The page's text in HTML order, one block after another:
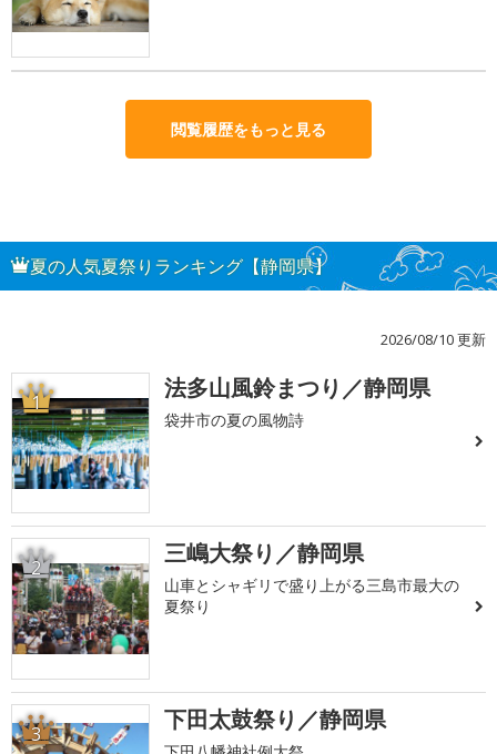
閲覧履歴をもっと見る
夏の人気夏祭りランキング【静岡県】
2026/08/10 更新
1 法多山風鈴まつり／静岡県
袋井市の夏の風物詩
2 三嶋大祭り／静岡県
山車とシャギリで盛り上がる三島市最大の
夏祭り
3 下田太鼓祭り／静岡県